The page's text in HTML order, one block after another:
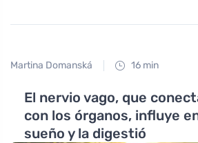
Martina Domanská 16 min
El nervio vago, que
con los órganos, influye
sueño y la digestió